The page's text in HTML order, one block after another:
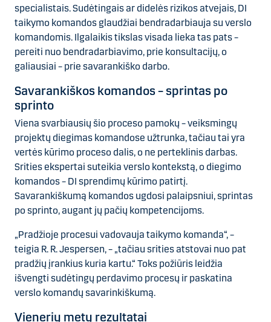
specialistais. Sudėtingais ar didelės rizikos atvejais, DI
taikymo komandos glaudžiai bendradarbiauja su verslo
komandomis. Ilgalaikis tikslas visada lieka tas pats –
pereiti nuo bendradarbiavimo, prie konsultacijų, o
galiausiai – prie savarankiško darbo.
Savarankiškos komandos – sprintas po
sprinto
Viena svarbiausių šio proceso pamokų – veiksmingų
projektų diegimas komandose užtrunka, tačiau tai yra
vertės kūrimo proceso dalis, o ne perteklinis darbas.
Srities ekspertai suteikia verslo kontekstą, o diegimo
komandos – DI sprendimų kūrimo patirtį.
Savarankiškumą komandos ugdosi palaipsniui, sprintas
po sprinto, augant jų pačių kompetencijoms.
„Pradžioje procesui vadovauja taikymo komanda“, –
teigia R. R. Jespersen, – „tačiau srities atstovai nuo pat
pradžių įrankius kuria kartu.“ Toks požiūris leidžia
išvengti sudėtingų perdavimo procesų ir paskatina
verslo komandų savarinkiškumą.
Vienerių metų rezultatai